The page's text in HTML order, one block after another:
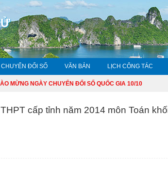
CHUYỂN ĐỔI SỐ VĂN BẢN LỊCH CÔNG TÁC
MỪNG NGÀY CHUYỂN ĐỔI SỐ QUỐC GIA 10/10
cấp tỉnh năm 2014 môn Toán